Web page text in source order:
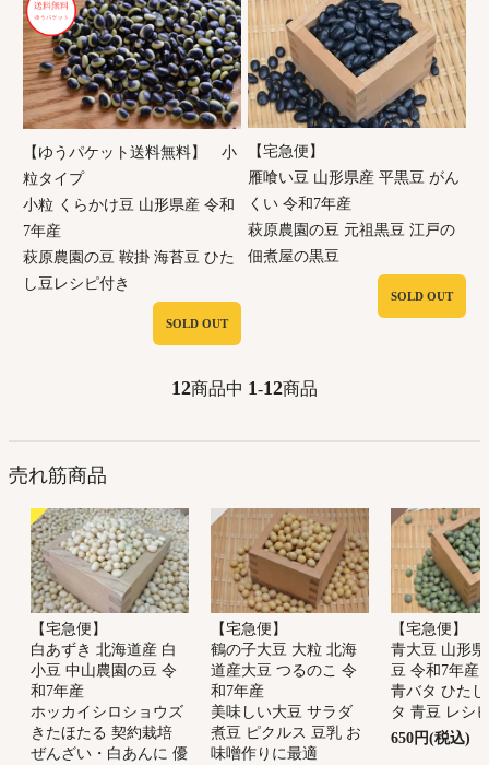
【ゆうパケット送料無料】 小
粒タイプ
小粒 くらかけ豆 山形県産 令和
7年産
萩原農園の豆 鞍掛 海苔豆 ひた
し豆レシピ付き
SOLD OUT
【宅急便】
雁喰い豆 山形県産 平黒豆 がん
くい 令和7年産
萩原農園の豆 元祖黒豆 江戸の
佃煮屋の黒豆
SOLD OUT
12商品中 1-12商品
売れ筋商品
【宅急便】
白あずき 北海道産 白
小豆 中山農園の豆 令
和7年産
ホッカイシロショウズ
きたほたる 契約栽培
ぜんざい・白あんに 優
【宅急便】
鶴の子大豆 大粒 北海
道産大豆 つるのこ 令
和7年産
美味しい大豆 サラダ
煮豆 ピクルス 豆乳 お
味噌作りに最適
【宅急便】
青大豆 山形
豆 令和7年産
青バタ ひた
タ 青豆 レシ
650円(税込)